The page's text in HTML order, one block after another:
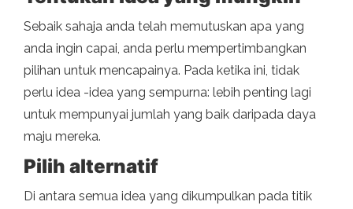
Sebaik sahaja anda telah memutuskan apa yang
anda ingin capai, anda perlu mempertimbangkan
pilihan untuk mencapainya. Pada ketika ini, tidak
perlu idea -idea yang sempurna: lebih penting lagi
untuk mempunyai jumlah yang baik daripada daya
maju mereka.
Pilih alternatif
Di antara semua idea yang dikumpulkan pada titik